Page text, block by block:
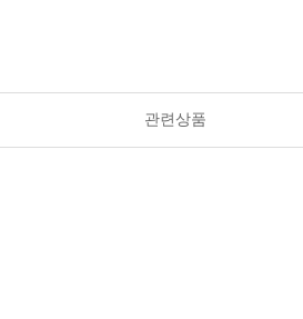
관련상품